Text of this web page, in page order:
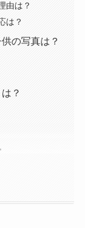
由は？
は？
の写真は？
？